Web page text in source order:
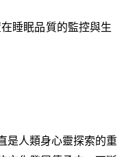
睡眠品質的監控與生